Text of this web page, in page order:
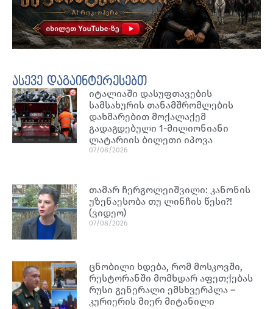
ასევე დაგაინტერესებთ
იტალიაში დასუფთავების
სამსახურის თანამშრომლების
დახმარებით მოქალაქემ
გადაგდებული 1-მილიონიანი
ლატარიის ბილეთი იპოვა
07/08/2026
თამარ ჩერგოლეიშვილი: კანონის
უზენაესობა თუ ლინჩის წესი?!
(ვიდეო)
07/08/2026
ცნობილი ხდება, რომ მოსკოვში,
რესტორანში მომხდარ აფეთქებას
რუსი გენერალი ემსხვერპლა –
კურიერის მიერ მიტანილი